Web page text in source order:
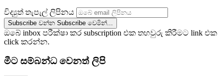
විද්‍යුත් තැපැල් ලිපිනය
Subscribe වන්න Subscribe වෙමින්...
ඔබේ inbox පරීක්ෂා කර subscription එක තහවුරු කිරීමට link එක
click කරන්න.
මීට සම්බන්ධ වෙනත් ලිපි